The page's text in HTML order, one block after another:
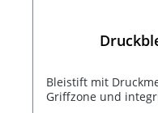
Bleistift mit
Griffzone und